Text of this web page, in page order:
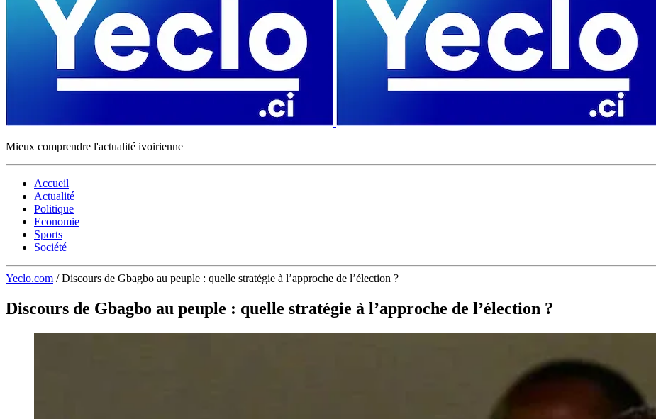
Mieux comprendre l'actualité ivoirienne
Accueil
Actualité
Politique
Economie
Sports
Société
Yeclo.com / Discours de Gbagbo au peuple : quelle stratégie à l’approche de l’élection ?
Discours de Gbagbo au peuple : quelle stratégie à l’approche de l’élection ?